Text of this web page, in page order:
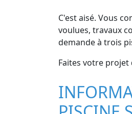
C'est aisé. Vous
voulues, travaux
demande à trois
Faites votre